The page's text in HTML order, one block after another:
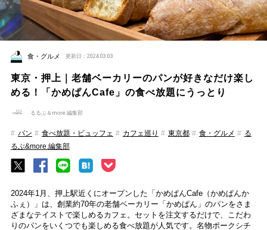
食・グルメ 更新日：2024.03.03
東京・押上｜老舗ベーカリーのパンが好きなだけ楽し
める！「かめぱんCafe」の食べ放題にうっとり
るるぶ＆more.編集部
パン 食べ放題・ビュッフェ カフェ巡り 東京都 食・グルメ
る
るぶ&more.編集部
2024年1月、押上駅近くにオープンした「かめぱんCafe（かめぱんか
ふぇ）」は、創業約70年の老舗ベーカリー「かめぱん」のパンをさま
ざまなテイストで楽しめるカフェ。セットを注文するだけで、こだわ
りのパンをいくつでも楽しめる食べ放題が人気です。名物ポークシチ